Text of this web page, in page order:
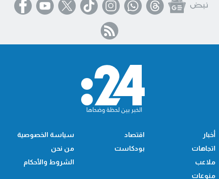
أخبار
اتجاهات
ملاعب
منوعات
اقتصاد
بودكاست
سياسة الخصوصية
من نحن
الشروط والأحكام